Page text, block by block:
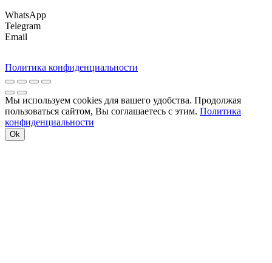
WhatsApp
Telegram
Email
Политика конфиденциальности
Мы используем cookies для вашего удобства. Продолжая
пользоваться сайтом, Вы соглашаетесь с этим. Политика
конфиденциальности
Ok